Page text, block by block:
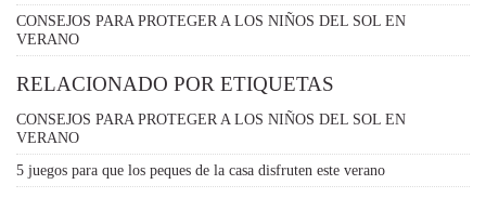
CONSEJOS PARA PROTEGER A LOS NIÑOS DEL SOL EN
VERANO
RELACIONADO POR ETIQUETAS
CONSEJOS PARA PROTEGER A LOS NIÑOS DEL SOL EN
VERANO
5 juegos para que los peques de la casa disfruten este verano